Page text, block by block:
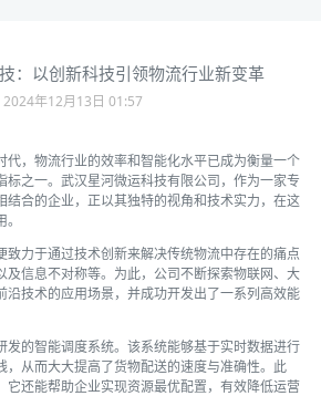
：以创新科技引领物流行业新变革
2024年12月13日 01:57
代，物流行业的效率和智能化水平已成为衡量一个
标之一。武汉星河微运科技有限公司，作为一家专
结合的企业，正以其独特的视角和技术实力，在这
致力于通过技术创新来解决传统物流中存在的痛点
及信息不对称等。为此，公司不断探索物联网、大
沿技术的应用场景，并成功开发出了一系列高效能
发的智能调度系统。该系统能够基于实时数据进行
，从而大大提高了货物配送的速度与准确性。此
它还能帮助企业实现资源最优配置，有效降低运营